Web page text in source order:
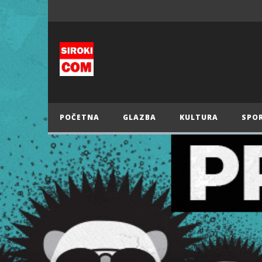
POČETNA GLAZBA KULTURA